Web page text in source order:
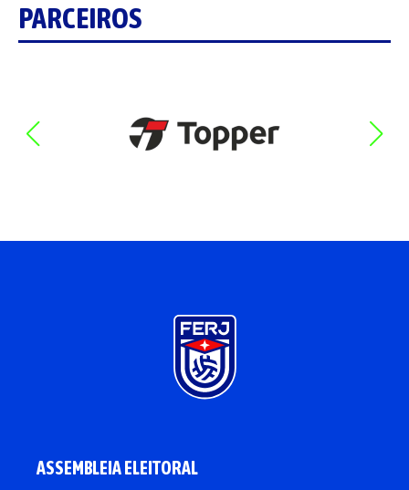
PARCEIROS
ASSEMBLEIA ELEITORAL